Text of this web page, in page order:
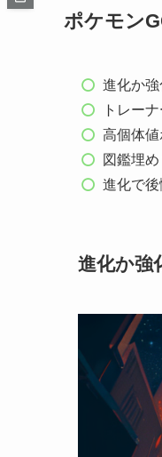
ポケモン
進化か
トレー
高個体
図鑑埋
進化で
進化か強